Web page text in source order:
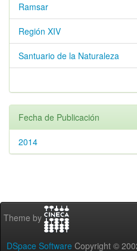
Ramsar
Región XIV
Santuario de la Naturaleza
Fecha de Publicación
2014
Theme by
DSpace Software Copyright ©